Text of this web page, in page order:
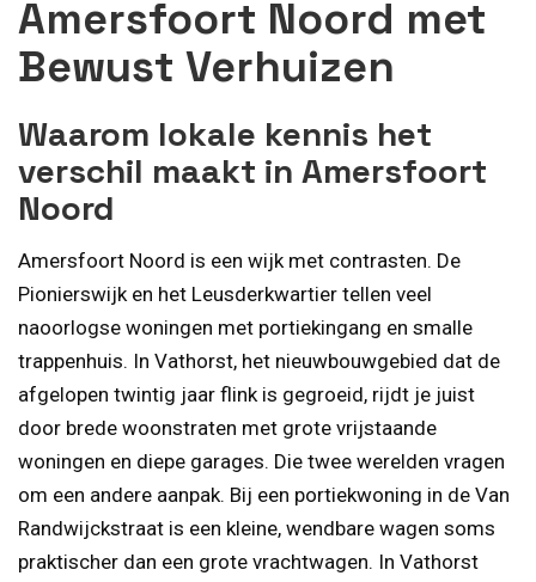
Amersfoort Noord met
Bewust Verhuizen
Waarom lokale kennis het
verschil maakt in Amersfoort
Noord
Amersfoort Noord is een wijk met contrasten. De
Pionierswijk en het Leusderkwartier tellen veel
naoorlogse woningen met portiekingang en smalle
trappenhuis. In Vathorst, het nieuwbouwgebied dat de
afgelopen twintig jaar flink is gegroeid, rijdt je juist
door brede woonstraten met grote vrijstaande
woningen en diepe garages. Die twee werelden vragen
om een andere aanpak. Bij een portiekwoning in de Van
Randwijckstraat is een kleine, wendbare wagen soms
praktischer dan een grote vrachtwagen. In Vathorst